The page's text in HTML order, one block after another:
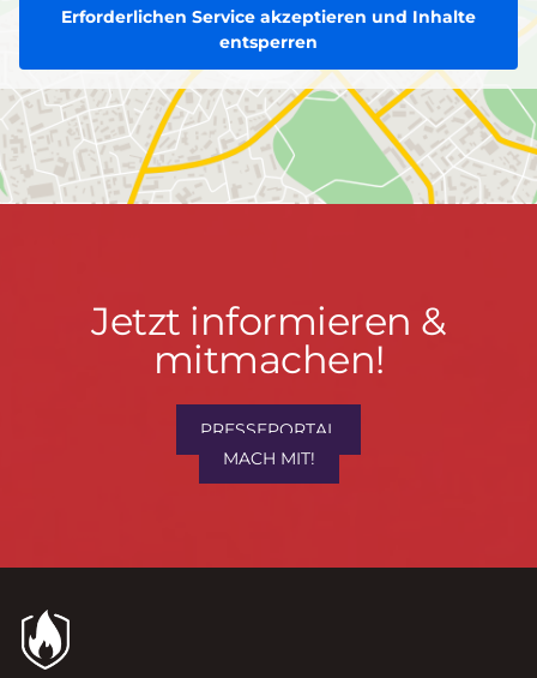
Erforderlichen Service akzeptieren und Inhalte
entsperren
Jetzt
informieren
mitmachen!
Jetzt informieren &
mitmachen!
PRESSEPORTAL
MACH MIT!